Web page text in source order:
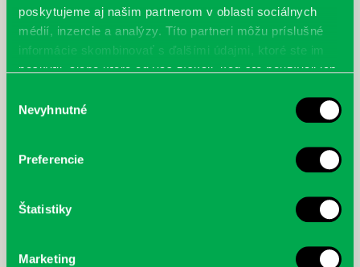
poskytujeme aj našim partnerom v oblasti sociálnych
médií, inzercie a analýzy. Títo partneri môžu príslušné
informácie skombinovať s ďalšími údajmi, ktoré ste im
poskytli, alebo ktoré od vás získali, keď ste používali ich
súhlasu
Nevyhnutné
Preferencie
Štatistiky
Marketing
cyklistu modernej doby: